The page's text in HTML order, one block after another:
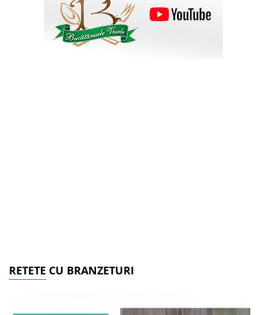
RETETE CU BRANZETURI